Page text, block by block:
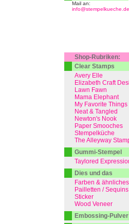
Mail an:
info@stempelkueche.de
Shop-Rubriken:
Clear Stamps
Avery Elle
Elizabeth Craft
Lawn Fawn
Mama Elephant
My Favorite Things
Neat & Tangled
Newton's Nook
Paper Smooches
Stempelküche
The Alleyway
Gummi-Stempel
Taylored
Dies und das
Farben & ähnliches
Pailletten / Sequins
Sticker
Wood Veneer
Embossing-Pulver